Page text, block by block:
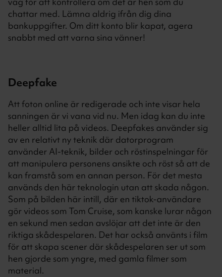
chattar med. Lämna aldrig ifrån dig dina
bankuppgifter. Om ditt konto blir kapat, agera
snabbt med att varna sina vänner!
Deepfake
Att foton online är redigerade och inte visar hela
sanningen är vi vana vid nu. Men idag kan du inte
heller alltid lita på videos. Deepfakes använder sig
av en relativt ny teknik där datorprogram
använder AI-teknik, bilder och röstinspelningar för
att manipulera personens ansikte och röst så att de
kan framstå som en annan person. För det mesta
används den här teknologin utan att skada någon.
Som på bilden här intill, där en tiktok-användare
gör videos som Tom Cruise, som kanske lurar någon
en sekund men sedan avslöjar att det inte är den
riktiga skådespelaren. Det har också använts i film
för att skapa scener där skådespelaren ser ut som
hen gjorde som yngre, med gamla filmer som
material.